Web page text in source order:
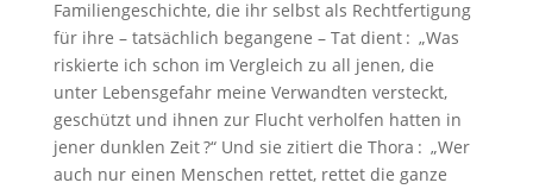
Familiengeschichte, die ihr selbst als Rechtfertigung
für ihre – tatsächlich begangene – Tat dient : „Was
riskierte ich schon im Vergleich zu all jenen, die
unter Lebensgefahr meine Verwandten versteckt,
geschützt und ihnen zur Flucht verholfen hatten in
jener dunklen Zeit ?“ Und sie zitiert die Thora : „Wer
auch nur einen Menschen rettet, rettet die ganze